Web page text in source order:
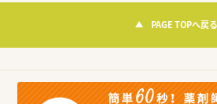
PAGE TOPへ戻る